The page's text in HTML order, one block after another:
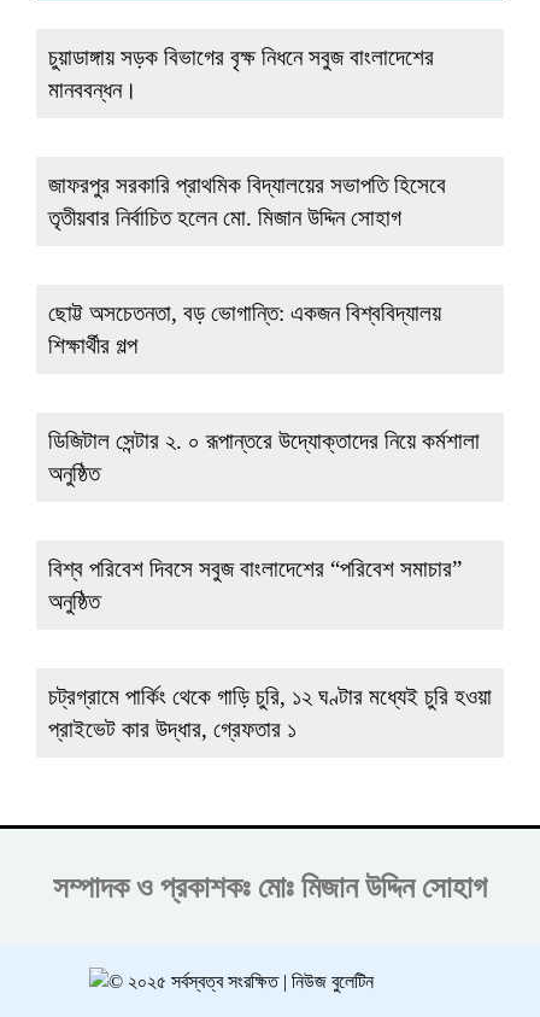
চুয়াডাঙ্গায় সড়ক বিভাগের বৃক্ষ নিধনে সবুজ বাংলাদেশের
মানববন্ধন।
জাফরপুর সরকারি প্রাথমিক বিদ্যালয়ের সভাপতি হিসেবে
তৃতীয়বার নির্বাচিত হলেন মো. মিজান উদ্দিন সোহাগ
ছোট্ট অসচেতনতা, বড় ভোগান্তি: একজন বিশ্ববিদ্যালয়
শিক্ষার্থীর গল্প
ডিজিটাল সেন্টার ২. ০ রূপান্তরে উদ্যোক্তাদের নিয়ে কর্মশালা
অনুষ্ঠিত
বিশ্ব পরিবেশ দিবসে সবুজ বাংলাদেশের “পরিবেশ সমাচার”
অনুষ্ঠিত
চট্রগ্রামে পার্কিং থেকে গাড়ি চুরি, ১২ ঘণ্টার মধ্যেই চুরি হওয়া
প্রাইভেট কার উদ্ধার, গ্রেফতার ১
সম্পাদক ও প্রকাশকঃ মোঃ মিজান উদ্দিন সোহাগ